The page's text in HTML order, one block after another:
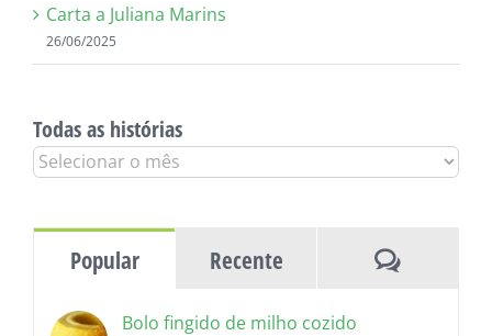
Carta a Juliana Marins
26/06/2025
Todas as histórias
Todas
Popular Recente
Bolo fingido de milho cozido